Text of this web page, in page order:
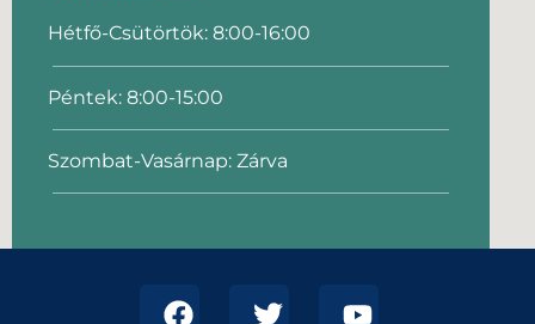
Hétfő-Csütörtök: 8:00-16:00
Péntek: 8:00-15:00
Szombat-Vasárnap: Zárva